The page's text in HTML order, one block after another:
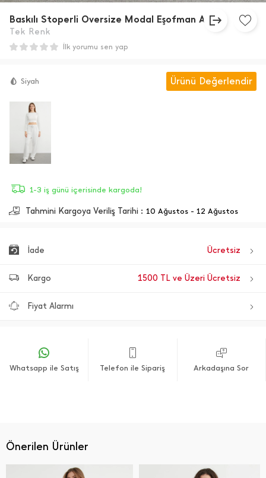
Baskılı Stoperli Oversize Modal Eşofman Altı
Tek Renk
İlk yorumu sen yap
Siyah Ürünü Değerlendir
1-3 iş günü içerisinde kargoda!
Tahmini Kargoya Veriliş Tarihi : 10 Ağustos - 12 Ağustos
İade Ücretsiz
Kargo 1500 TL ve Üzeri Ücretsiz
Fiyat Alarmı
Whatsapp ile Satış Telefon ile Sipariş Arkadaşına Sor
Önerilen Ürünler